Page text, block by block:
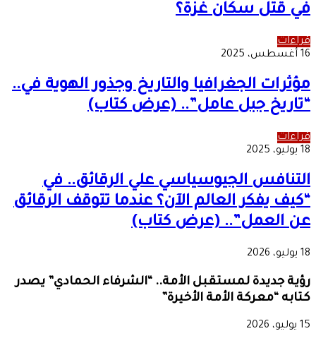
في قتل سكان غزة؟
قراءات
16 أغسطس، 2025
مؤثرات الجغرافيا والتاريخ وجذور الهوية في..
“تاريخ جبل عامل”.. (عرض كتاب)
قراءات
18 يوليو، 2025
التنافس الجيوسياسي علي الرقائق.. في
“كيف يفكر العالم الآن؟ عندما تتوقف الرقائق
عن العمل”.. (عرض كتاب)
18 يوليو، 2026
رؤية جديدة لمستقبل الأمة.. “الشرفاء الحمادي” يصدر
كتابه “معركة الأمة الأخيرة”
15 يوليو، 2026